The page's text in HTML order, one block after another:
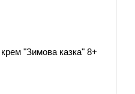
"Зимова казка" 8+